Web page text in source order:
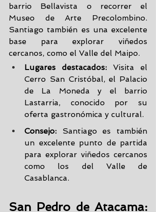
barrio Bellavista o recorrer el
Museo de Arte Precolombino.
Santiago también es una excelente
base para explorar viñedos
cercanos, como el Valle del Maipo.
Lugares destacados: Visita el
Cerro San Cristóbal, el Palacio
de La Moneda y el barrio
Lastarria, conocido por su
oferta gastronómica y cultural.
Consejo: Santiago es también
un excelente punto de partida
para explorar viñedos cercanos
como los del Valle de
Casablanca.
San Pedro de Atacama: